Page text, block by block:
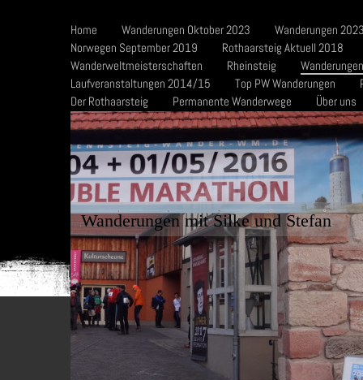
Home Wanderungen Oktober 2023
Wanderungen
Norwegen September 2019
Rothaarsteig Aktuell 2018
Wanderweltmeisterschaften
Rheinsteig
Laufveranstaltungen 2014/15
Top PW Wanderungen
Der Rothaarsteig
Permanente Wanderwege Über uns
Wanderungen mit Silke und Stefan